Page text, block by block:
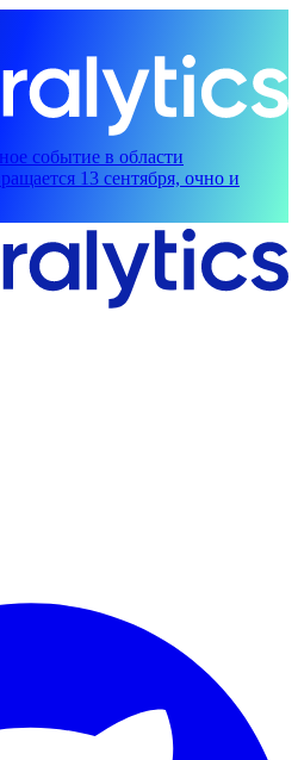
событие в области
13 сентября, очно и